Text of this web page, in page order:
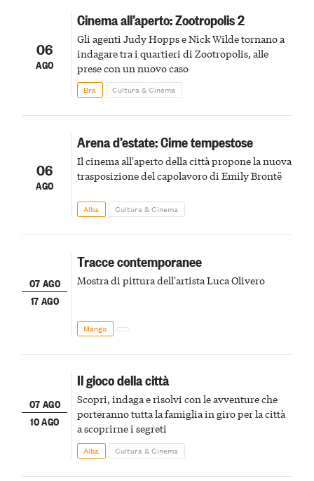
06
AGO
Cinema all’aperto: Zootropolis 2
Gli agenti Judy Hopps e Nick Wilde tornano a
indagare tra i quartieri di Zootropolis, alle
prese con un nuovo caso
Bra Cultura & Cinema
06
AGO
Arena d’estate: Cime tempestose
Il cinema all'aperto della città propone la nuova
trasposizione del capolavoro di Emily Brontë
Alba Cultura & Cinema
07 AGO
17 AGO
Tracce contemporanee
Mostra di pittura dell'artista Luca Olivero
Mango
07 AGO
10 AGO
Il gioco della città
Scopri, indaga e risolvi con le avventure che
porteranno tutta la famiglia in giro per la città
a scoprirne i segreti
Alba Cultura & Cinema